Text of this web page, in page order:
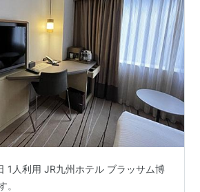
1人利用 JR九州ホテル ブラッサム博
。